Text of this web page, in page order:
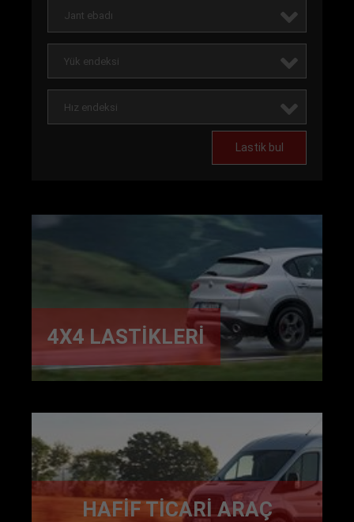
Jant ebadı
Yük endeksi
Hız endeksi
Lastik bul
4X4 LASTIKLERI
HAFIF TICARI ARAÇ